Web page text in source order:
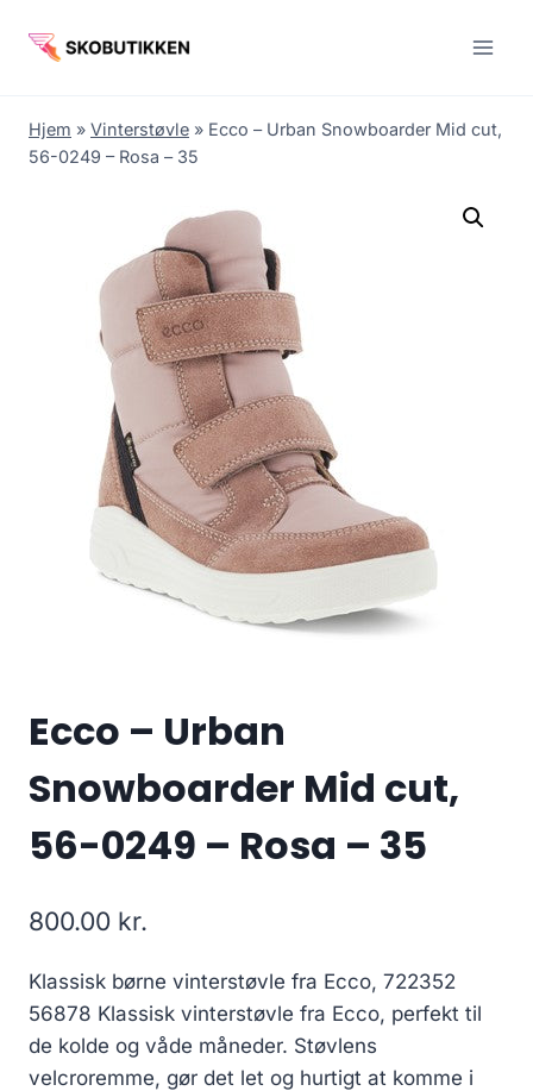
Hjem » Vinterstøvle » Ecco – Urban Snowboarder Mid cut,
56-0249 – Rosa – 35
Ecco – Urban
Snowboarder Mid cut,
56-0249 – Rosa – 35
800.00 kr.
Klassisk børne vinterstøvle fra Ecco, 722352
56878 Klassisk vinterstøvle fra Ecco, perfekt til
de kolde og våde måneder. Støvlens
velcroremme, gør det let og hurtigt at komme i